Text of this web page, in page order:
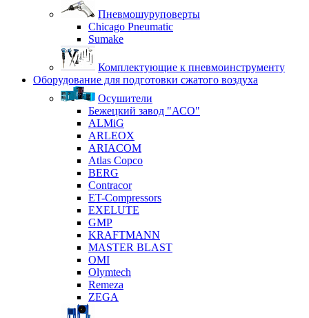
Пневмошуруповерты
Chicago Pneumatic
Sumake
Комплектующие к пневмоинструменту
Оборудование для подготовки сжатого воздуха
Осушители
Бежецкий завод "АСО"
ALMiG
ARLEOX
ARIACOM
Atlas Copco
BERG
Contracor
ET-Compressors
EXELUTE
GMP
KRAFTMANN
MASTER BLAST
OMI
Olymtech
Remeza
ZEGA